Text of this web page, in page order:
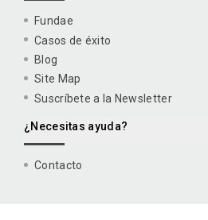
Fundae
Casos de éxito
Blog
Site Map
Suscríbete a la Newsletter
¿Necesitas ayuda?
Contacto